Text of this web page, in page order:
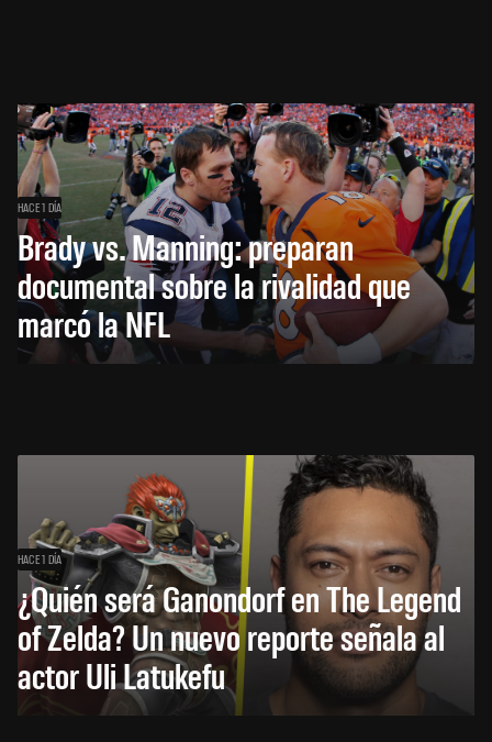
HACE 1 DÍA
Brady vs. Manning: preparan
documental sobre la rivalidad que
marcó la NFL
HACE 1 DÍA
¿Quién será Ganondorf en The Legend
of Zelda? Un nuevo reporte señala al
actor Uli Latukefu